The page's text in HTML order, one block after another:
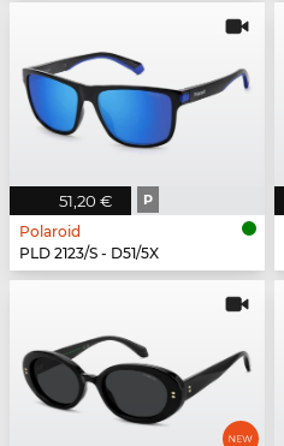
51,20 € P
Polaroid
PLD 2123/S - D51/5X